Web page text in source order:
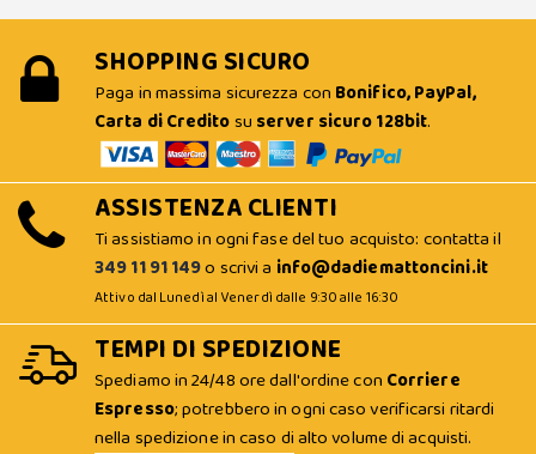
SHOPPING SICURO
Paga in massima sicurezza con Bonifico, PayPal,
Carta di Creditosu server sicuro 128bit.
ASSISTENZA CLIENTI
Ti assistiamo in ogni fase del tuo acquisto: contatta il
349 11 91 149o scrivi a info@dadiemattoncini.it
Attivo dal Lunedì al Venerdì dalle 9:30 alle 16:30
TEMPI DI SPEDIZIONE
Spediamo in 24/48 ore dall'ordine con Corriere
Espresso; potrebbero in ogni caso verificarsi ritardi
nella spedizione in caso di alto volume di acquisti.